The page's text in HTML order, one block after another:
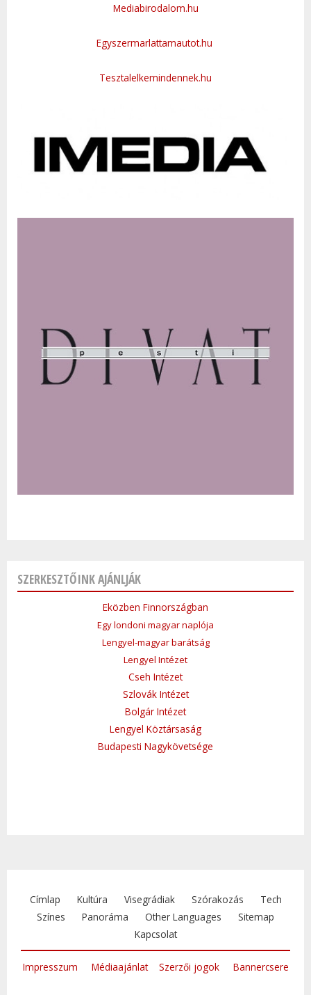
Mediabirodalom.hu
Egyszermarlattamautot.hu
Tesztalelkemindennek.hu
SZERKESZTŐINK AJÁNLJÁK
Eközben Finnországban
Egy londoni magyar naplója
Lengyel-magyar barátság
Lengyel Intézet
Cseh Intézet
Szlovák Intézet
Bolgár Intézet
Lengyel Köztársaság
Budapesti Nagykövetsége
Címlap Kultúra Visegrádiak Szórakozás
Tech
Színes
Panoráma Other Languages
Sitemap
Kapcsolat
Impresszum Médiaajánlat Szerzői jogok Bannercsere